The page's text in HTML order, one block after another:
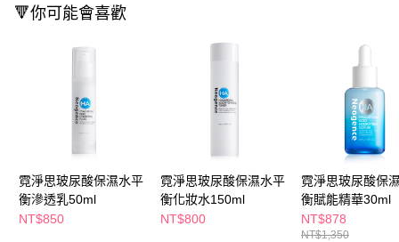
客戶支援中心」https://netprotections.freshdesk.com/support/home
２．關於個人資料處理事宜，請瀏覽以下網址：
https://aftee.tw/terms/#terms3
３．未成年的使用者請事先徵得法定代理人或監護人之同意方可使用
「AFTEE先享後付」，若未經同意申辦者引起之損失，本公司不負相關責
４．使用「AFTEE先享後付」時，將依據個別帳號之用戶狀況，依本公司即
時審查核予不同之上限額度；若仍有額度不足之情形，本公司將視審查結果
請求用戶進行身份認證。
５．嚴禁一人註冊多個帳號或使用他人資訊註冊。若發現惡意使用之情形，
每筆NT$65，滿NT$490(含以上)免運費
付款後寶雅門市自取(由倉庫統一出貨)
每筆NT$80，滿NT$290(含以上)免運費
🔻你可能會喜歡
霓淨思玻尿酸保濕水平
衡滲透乳50ml
NT$850
霓淨思玻尿酸保濕水平
衡化妝水150ml
NT$800
霓淨思玻尿酸保
衡賦能精華30ml
NT$878
NT$1,350